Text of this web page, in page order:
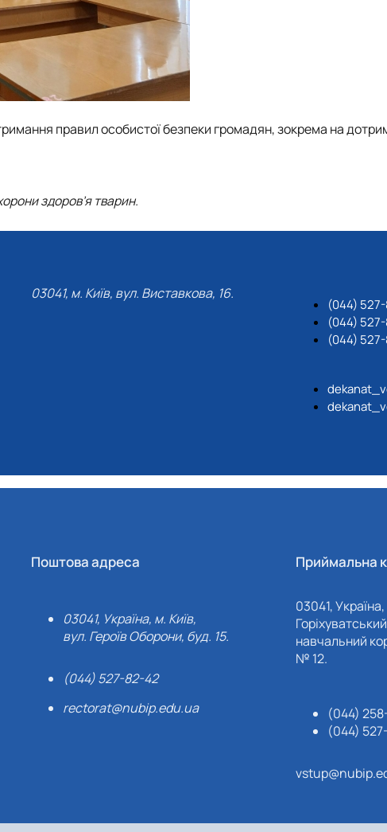
правил особистої безпеки громадян, зокрема на
здоров’я тварин.
03041, м. Київ, вул. Виставкова, 16.
(044)
(044)
(044)
Поштова адреса
03041, Україна, м. Київ,
вул. Героїв Оборони, буд. 15.
(044) 527-82-42
rectorat@nubip.edu.ua
Приймальна
03041,
навчальний
№ 12.
(044)
(044)